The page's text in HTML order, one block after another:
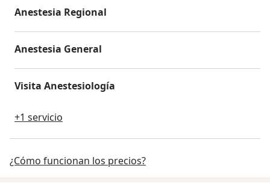
Anestesia Regional
Anestesia General
Visita Anestesiología
+1 servicio
¿Cómo funcionan los precios?